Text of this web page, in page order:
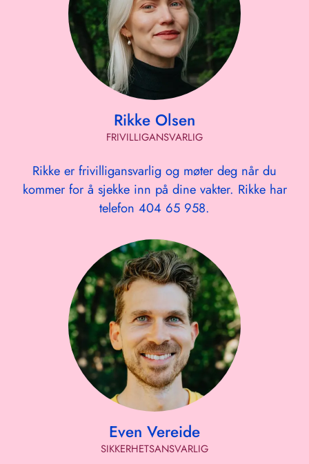
Rikke Olsen
FRIVILLIGANSVARLIG
Rikke er frivilligansvarlig og møter deg når du
kommer for å sjekke inn på dine vakter. Rikke har
telefon 404 65 958.
Even Vereide
SIKKERHETSANSVARLIG